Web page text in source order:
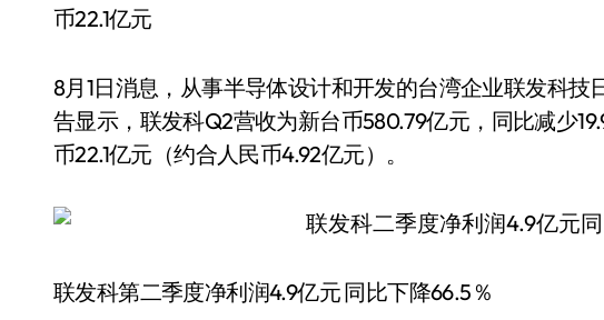
币22.1亿元
8月1日消息，从事半导体设计和开发的台湾企业联发科技
告显示，联发科Q2营收为新台币580.79亿元，同比减少
币22.1亿元（约合人民币4.92亿元）。
联发科第二季度净利润4.9亿元 同比下降66.5％